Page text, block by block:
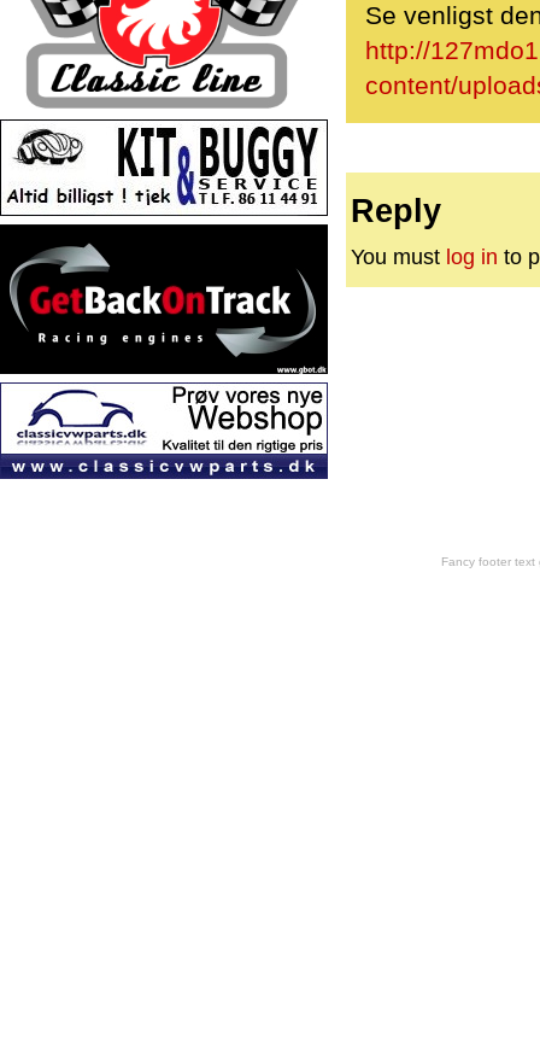
Se venligst
http://
content/
Reply
You must log in to
Fancy footer